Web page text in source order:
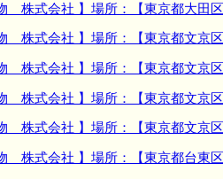
株式会社 】場所：【東京都大田
株式会社 】場所：【東京都文京
株式会社 】場所：【東京都文京
株式会社 】場所：【東京都文京
株式会社 】場所：【東京都文京
株式会社 】場所：【東京都台東